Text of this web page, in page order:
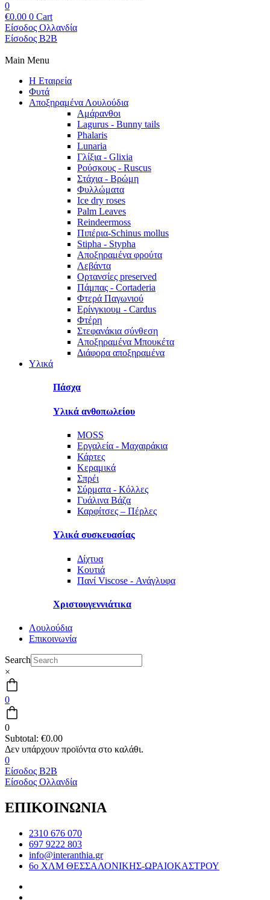
0
€0.00 0 Cart
Είσοδος Ολλανδία
Είσοδος B2B
Main Menu
Η Εταιρεία
Φυτά
Αποξηραμένα Λουλούδια
Αμάρανθοι
Lagurus - Bunny tails
Phalaris
Lunaria
Γλίξια - Glixia
Ρούσκους - Ruscus
Στάχια - Βρώμη
Φυλλώματα
Ice dry roses
Palm Leaves
Reindeermoss
Πιπέρια-Schinus mollus
Stipha - Stypha
Αποξηραμένα φρούτα
Λεβάντα
Ορτανσίες preserved
Πάμπας - Cortaderia
Φτερά Παγωνιού
Ερίνγκιουμ - Cardus
Φτέρη
Στεφανάκια σύνθεση
Αποξηραμένα Μπουκέτα
Διάφορα αποξηραμένα
Υλικά
Πάσχα
Υλικά ανθοπωλείου
MOSS
Εργαλεία - Μαχαιράκια
Κάρτες
Κεραμικά
Σπρέι
Σύρματα - Κόλλες
Γυάλινα Βάζα
Καρφίτσες – Πέρλες
Υλικά συσκευασίας
Δίχτυα
Κουτιά
Πανί Viscose - Ανάγλυφα
Χριστουγεννιάτικα
Λουλούδια
Επικοινωνία
Search
×
0
0
Subtotal: €0.00
0
Είσοδος B2B
Είσοδος Ολλανδία
ΕΠΙΚΟΙΝΩΝΙΑ
2310 676 070
697 9222 803
info@interanthia.gr
6ο ΧΛΜ ΘΕΣΣΑΛΟΝΙΚΗΣ-ΩΡΑΙΟΚΑΣΤΡΟΥ